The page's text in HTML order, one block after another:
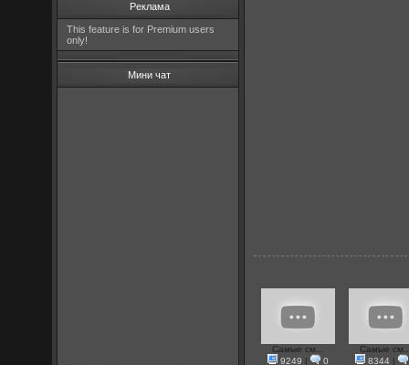
Реклама
This feature is for Premium users
only!
Мини чат
Самые см...
9249 | 0
Самые
8344|